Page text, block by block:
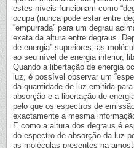
estes níveis funcionam como
ocupa (nunca pode estar entre
“empurrada” para um degrau
exata da altura entre degraus.
de energia” superiores, as
ao seu nível de energia inferior,
Quando a libertação de energia
luz, é possível observar um
da quantidade de luz emitida
absorção e a libertação de
pelo que os espectros de
exactamente a mesma
E como a altura dos degraus é
do espectro de absorção da luz
as moléculas presentes na